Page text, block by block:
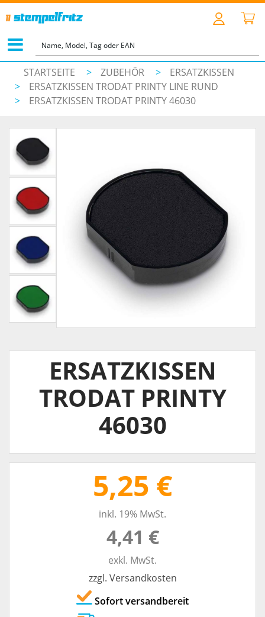
STARTSEITE > ZUBEHÖR >
ERSATZKISSEN
>
ERSATZKISSEN TRODAT PRINTY LINE RUND
>
ERSATZKISSEN TRODAT PRINTY 46030
ERSATZKISSEN
TRODAT PRINTY
46030
5,25 €
inkl. 19% MwSt.
4,41 €
exkl. MwSt.
zzgl. Versandkosten
Sofort versandbereit